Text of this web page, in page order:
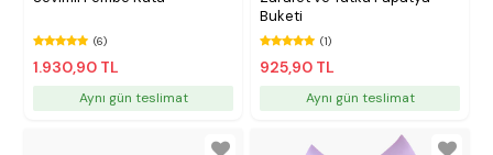
(6)
1.930,90 TL
Aynı gün teslimat
Buketi
(1)
925,90 TL
Aynı gün teslimat